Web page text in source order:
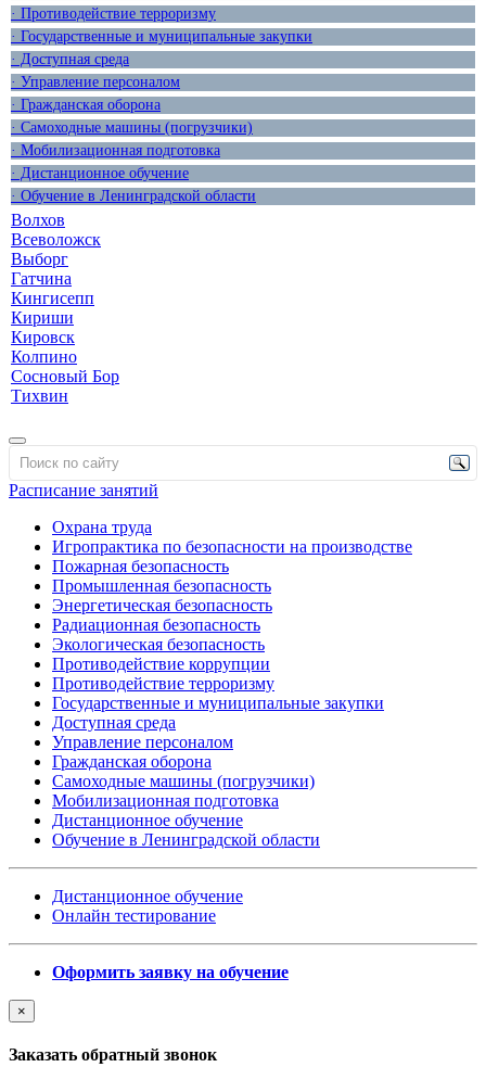
· Противодействие терроризму
· Государственные и муниципальные закупки
· Доступная среда
· Управление персоналом
· Гражданская оборона
· Самоходные машины (погрузчики)
· Мобилизационная подготовка
· Дистанционное обучение
· Обучение в Ленинградской области
Волхов
Всеволожск
Выборг
Гатчина
Кингисепп
Кириши
Кировск
Колпино
Сосновый Бор
Тихвин
Расписание занятий
Охрана труда
Игропрактика по безопасности на производстве
Пожарная безопасность
Промышленная безопасность
Энергетическая безопасность
Радиационная безопасность
Экологическая безопасность
Противодействие коррупции
Противодействие терроризму
Государственные и муниципальные закупки
Доступная среда
Управление персоналом
Гражданская оборона
Самоходные машины (погрузчики)
Мобилизационная подготовка
Дистанционное обучение
Обучение в Ленинградской области
Дистанционное обучение
Онлайн тестирование
Оформить заявку на обучение
×
Заказать обратный звонок